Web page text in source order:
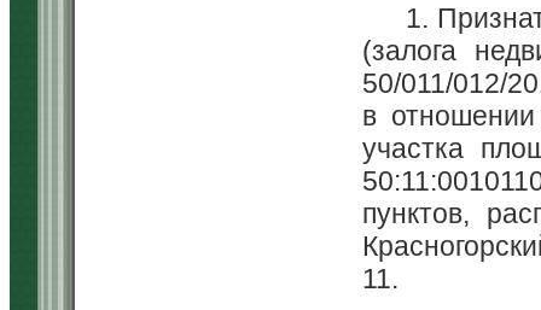
1.
(залога
50/011/012/
в
участка
пунктов,
11.